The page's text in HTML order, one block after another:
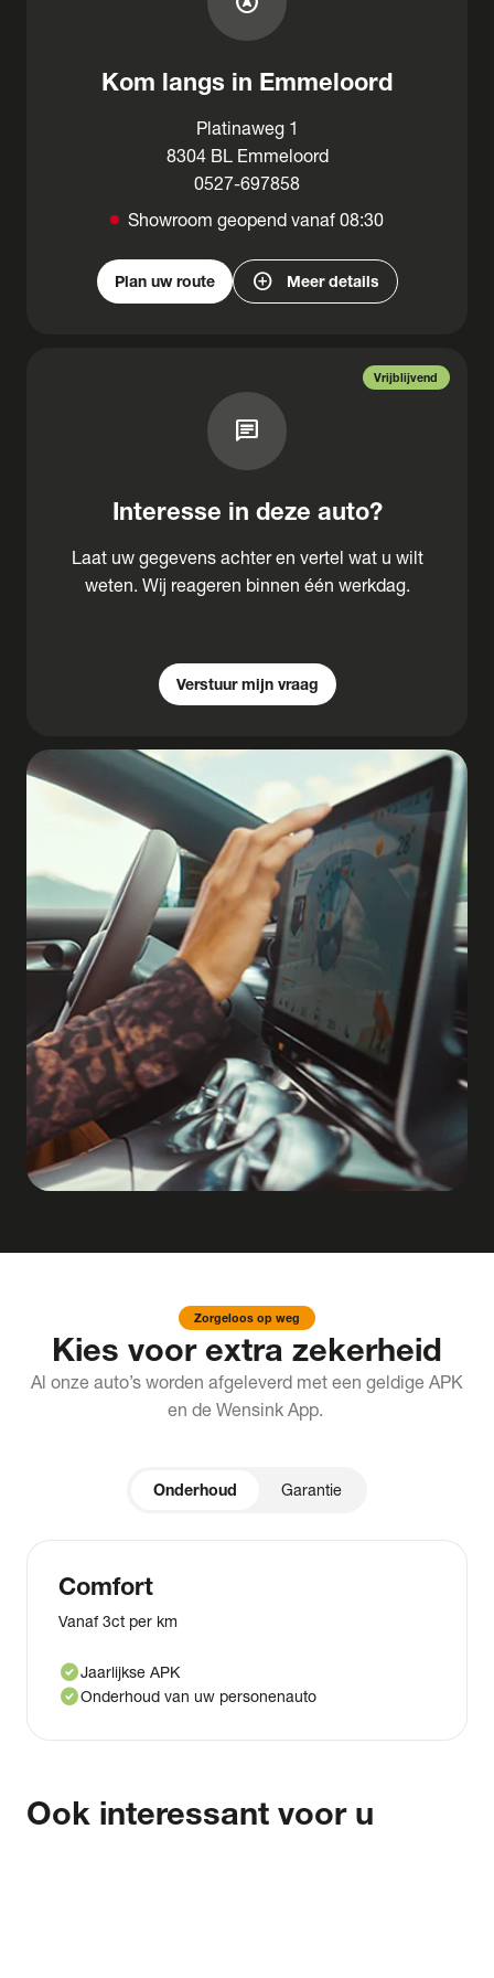
Kom langs in Emmeloord
Platinaweg 1
8304 BL Emmeloord
0527-697858
Showroom geopend vanaf 08:30
Plan uw route add_circle Meer details
Vrijblijvend
chat
Interesse in deze auto?
Laat uw gegevens achter en vertel wat u wilt
weten. Wij reageren binnen één werkdag.
Verstuur mijn vraag
Zorgeloos op weg
Kies voor extra zekerheid
Al onze auto’s worden afgeleverd met een geldige APK
en de Wensink App.
Onderhoud Garantie
Comfort
Vanaf 3ct per km
check_circleJaarlijkse APK
check_circleOnderhoud van uw personenauto
Ook interessant voor u